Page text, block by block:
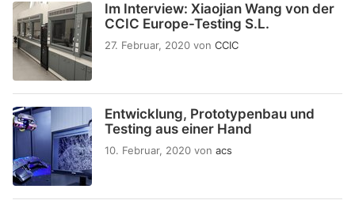
Im Interview: Xiaojian Wang von der
CCIC Europe-Testing S.L.
27. Februar, 2020 von CCIC
Entwicklung, Prototypenbau und
Testing aus einer Hand
10. Februar, 2020 von acs